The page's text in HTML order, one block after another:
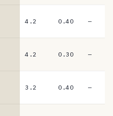
4.2 0.40 —
4.2 0.30 —
3.2 0.40 —